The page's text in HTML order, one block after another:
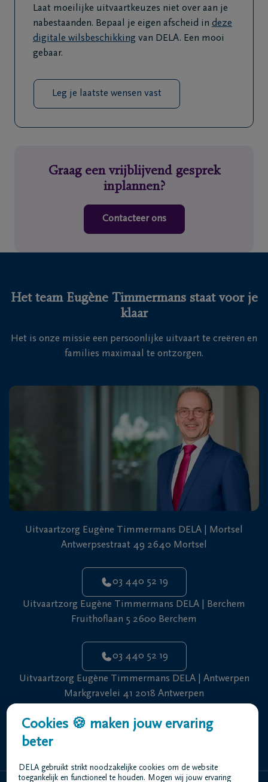
Laat moeilijke uitvaartkeuzes niet over aan je
nabestaanden. Bepaal je eigen afscheid in deze
digitale wilsbeschikking van DELA. Een mooi
gebaar.
Leg je laatste wensen vast
Graag een vrijblijvend gesprek
inplannen?
Contacteer ons
Het team Eugène Timmermans staat voor je
klaar
Het is onze missie een persoonlijke uitvaart te creëren en
families maximaal te ontzorgen.
Uitvaartzorg Eugène Timmermans DELA | Mortsel
Antwerpsestraat 49 2640 Mortsel
03 440 52 19
Uitvaartzorg Eugène Timmermans DELA | Berchem
Fruithoflaan 5 2600 Berchem
03 440 52 19
Uitvaartzorg Eugène Timmermans DELA | Antwerpen
Markgravelei 41 2018 Antwerpen
03 440 52 19
Cookies 🍪 maken jouw ervaring
beter
DELA gebruikt strikt noodzakelijke cookies om de website
toegankelijk en functioneel te houden. Mogen wij jouw ervaring